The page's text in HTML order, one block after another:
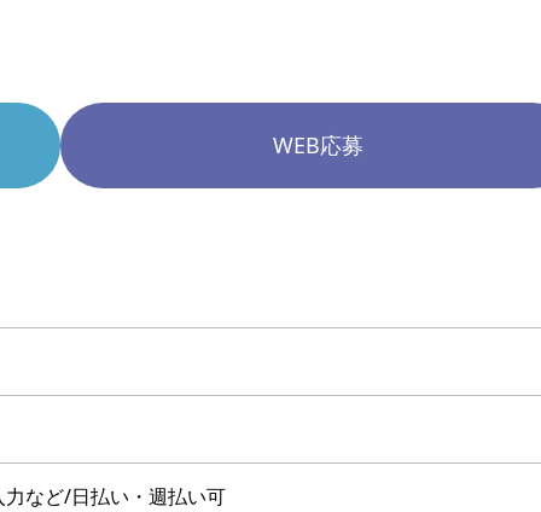
WEB応募
など/日払い・週払い可